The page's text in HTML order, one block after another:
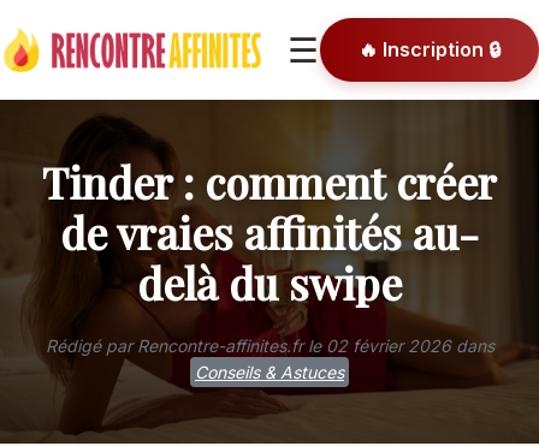
☰
🔑 Connexion
🔥 Inscription 🔒
Tinder : comment créer
de vraies affinités au-
delà du swipe
Rédigé par Rencontre-affinites.fr le 02 février 2026 dans
Conseils & Astuces